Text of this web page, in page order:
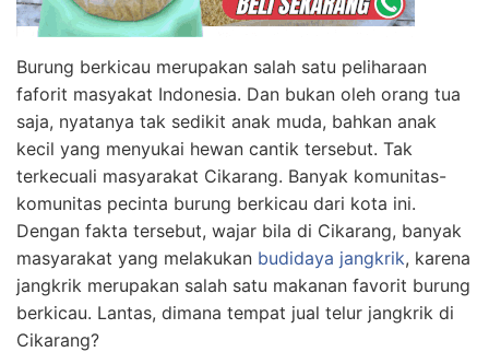
Burung berkicau merupakan salah satu peliharaan
faforit masyakat Indonesia. Dan bukan oleh orang tua
saja, nyatanya tak sedikit anak muda, bahkan anak
kecil yang menyukai hewan cantik tersebut. Tak
terkecuali masyarakat Cikarang. Banyak komunitas-
komunitas pecinta burung berkicau dari kota ini.
Dengan fakta tersebut, wajar bila di Cikarang, banyak
masyarakat yang melakukan budidaya jangkrik, karena
jangkrik merupakan salah satu makanan favorit burung
berkicau. Lantas, dimana tempat jual telur jangkrik di
Cikarang?